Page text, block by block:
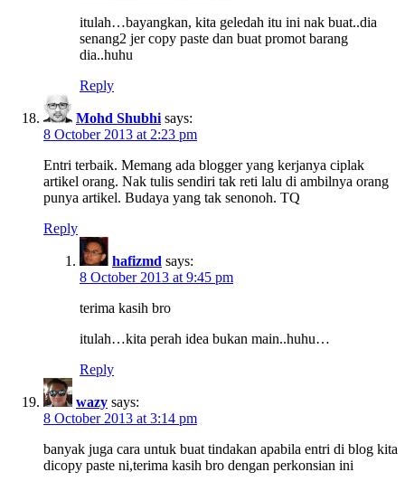
itulah…bayangkan, kita geledah itu ini nak buat..dia
senang2 jer copy paste dan buat promot barang
dia..huhu
Reply
Mohd Shubhi says:
8 October 2013 at 2:23 pm
Entri terbaik. Memang ada blogger yang kerjanya ciplak
artikel orang. Nak tulis sendiri tak reti lalu di ambilnya orang
punya artikel. Budaya yang tak senonoh. TQ
Reply
hafizmd says:
8 October 2013 at 9:45 pm
terima kasih bro
itulah…kita perah idea bukan main..huhu…
Reply
wazy says:
8 October 2013 at 3:14 pm
banyak juga cara untuk buat tindakan apabila entri di blog kita
dicopy paste ni,terima kasih bro dengan perkonsian ini